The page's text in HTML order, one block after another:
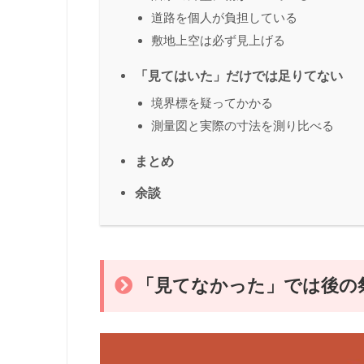
道路を個人が負担している
敷地上空は必ず見上げる
「見てはいた」だけでは足りてない
境界標を疑ってかかる
測量図と実際の寸法を測り比べる
まとめ
余談
「見てなかった」では後の